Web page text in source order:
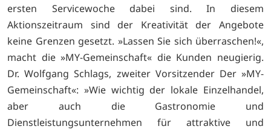
ersten Servicewoche dabei sind. In diesem
Aktionszeitraum sind der Kreativität der Angebote
keine Grenzen gesetzt. »Lassen Sie sich überraschen!«,
macht die »MY-Gemeinschaft« die Kunden neugierig.
Dr. Wolfgang Schlags, zweiter Vorsitzender Der »MY-
Gemeinschaft«: »Wie wichtig der lokale Einzelhandel,
aber auch die Gastronomie und
Dienstleistungsunternehmen für attraktive und